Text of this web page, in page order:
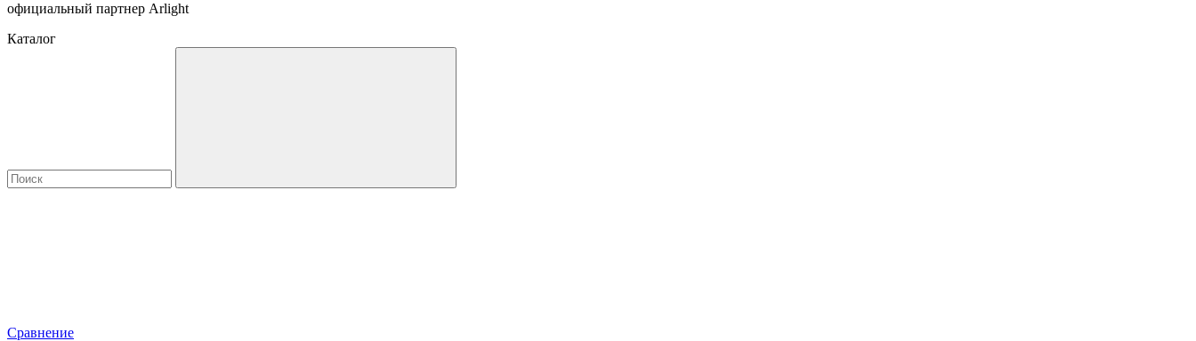
официальный партнер Arlight
Каталог
Сравнение